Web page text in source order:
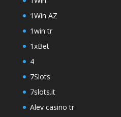
1Win AZ
1win tr
1xBet
4
7Slots
7slots.it
Alev casino tr